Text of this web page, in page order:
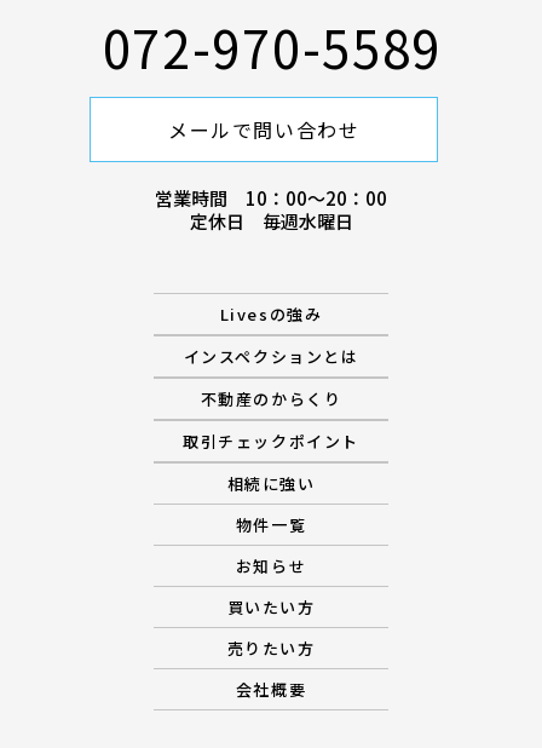
取引チェックポイント
相続に強い
072-970-5589
メールで問い合わせ
営業時間 10：00〜20：00
定休日 毎週水曜日
Livesの強み
インスペクションとは
不動産のからくり
取引チェックポイント
相続に強い
物件一覧
お知らせ
買いたい方
売りたい方
会社概要